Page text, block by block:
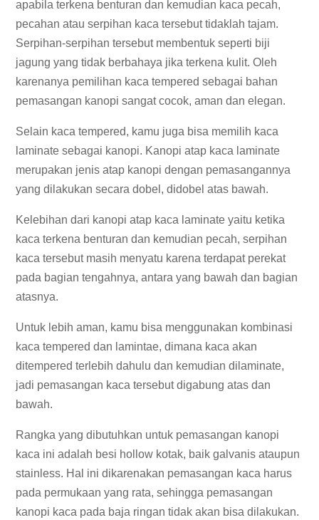
apabila terkena benturan dan kemudian kaca pecah,
pecahan atau serpihan kaca tersebut tidaklah tajam.
Serpihan-serpihan tersebut membentuk seperti biji
jagung yang tidak berbahaya jika terkena kulit. Oleh
karenanya pemilihan kaca tempered sebagai bahan
pemasangan kanopi sangat cocok, aman dan elegan.
Selain kaca tempered, kamu juga bisa memilih kaca
laminate sebagai kanopi. Kanopi atap kaca laminate
merupakan jenis atap kanopi dengan pemasangannya
yang dilakukan secara dobel, didobel atas bawah.
Kelebihan dari kanopi atap kaca laminate yaitu ketika
kaca terkena benturan dan kemudian pecah, serpihan
kaca tersebut masih menyatu karena terdapat perekat
pada bagian tengahnya, antara yang bawah dan bagian
atasnya.
Untuk lebih aman, kamu bisa menggunakan kombinasi
kaca tempered dan lamintae, dimana kaca akan
ditempered terlebih dahulu dan kemudian dilaminate,
jadi pemasangan kaca tersebut digabung atas dan
bawah.
Rangka yang dibutuhkan untuk pemasangan kanopi
kaca ini adalah besi hollow kotak, baik galvanis ataupun
stainless. Hal ini dikarenakan pemasangan kaca harus
pada permukaan yang rata, sehingga pemasangan
kanopi kaca pada baja ringan tidak akan bisa dilakukan.